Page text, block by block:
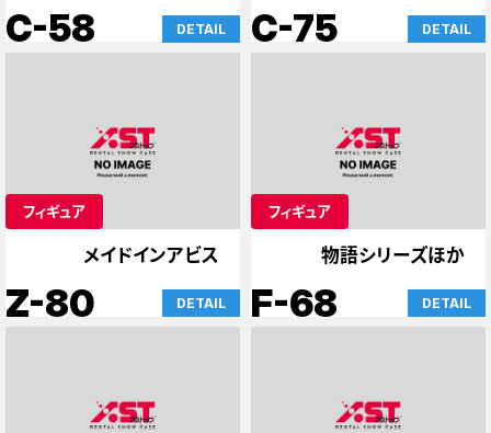
とりごと
C-58 DETAIL C-75 DETAIL
フィギュア
メイドインアビス
Z-80 DETAIL
フィギュア
物語シリーズほか
F-68 DETAIL